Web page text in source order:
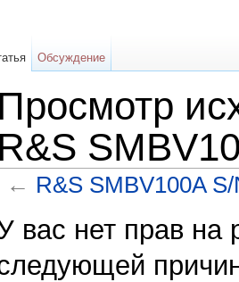
Просмотр
R&S
← R&S SMBV100A
вас нет прав на
Обсуждение